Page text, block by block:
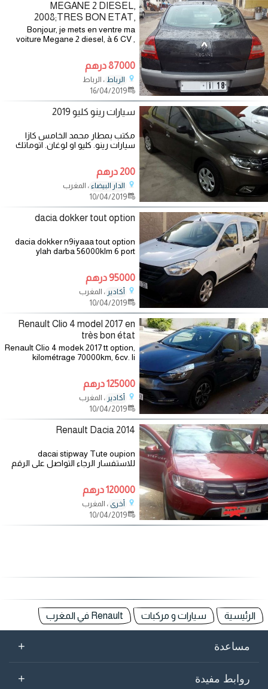
MEGANE 2 DIESEL,
2008;TRES BON ETAT,
CARNET D'ENTRETIEN A
JOUR
Bonjour, je mets en ventre ma
voiture Megane 2 diesel, à 6 CV ,
options, 1er propriétaire ( non
fumeur) , carnet
87000 درهم
الرباط ، الرباط
16/04/2019
سيارات رينو كليو 2019
مكتب بمطار محمد الخامس كازا
سيارات رينو. كليو او لوغان. اتوماتك
200 درهم
الدار البيضاء ، المغرب
10/04/2019
dacia dokker tout option
dacia dokker n9iyaaa tout option
ylah darba 56000klm 6 port
95000 درهم
أكادير ، المغرب
10/04/2019
Renault Clio 4 model 2017 en
très bon état
Renault Clio 4 modek 2017 tt option,
kilométrage 70000km, 6cv. li
125000 درهم
أكادير ، المغرب
10/04/2019
Renault Dacia 2014
dacai stipway Tute oupion
للاستفسار الرجاء التواصل على الرقم
120000 درهم
أخرى ، المغرب
10/04/2019
الرئيسية سيارات و مركبات Renault في المغرب
مساعدة +
روابط مفيدة +